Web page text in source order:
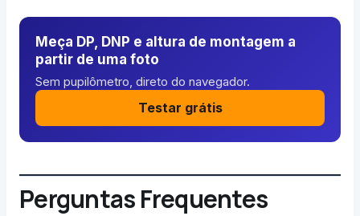
Meça DP, DNP e altura de montagem a
partir de uma foto
Sem pupilômetro, direto do navegador.
Testar grátis
Perguntas Frequentes